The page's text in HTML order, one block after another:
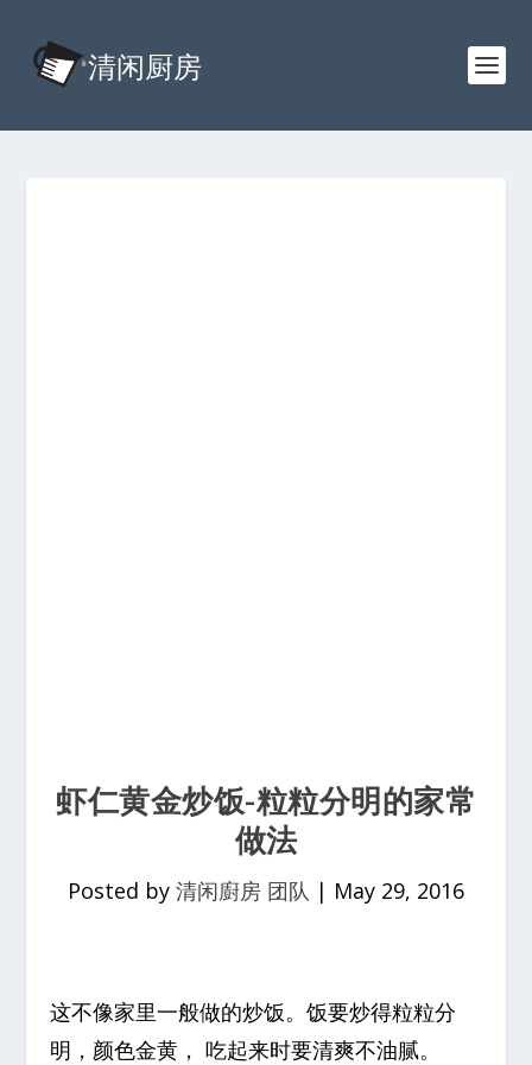
虾仁黄金炒饭-粒粒分明的家常
做法
Posted by 清闲廚房 团队 | May 29, 2016
这不像家里一般做的炒饭。饭要炒得粒粒分
明，颜色金黄， 吃起来时要清爽不油腻。